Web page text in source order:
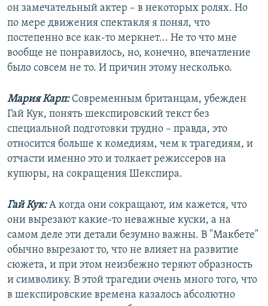
он замечательный актер – в некоторых ролях. Но
по мере движения спектакля я понял, что
постепенно все как-то меркнет... Не то что мне
вообще не понравилось, но, конечно, впечатление
было совсем не то. И причин этому несколько.
Мария Карп:Современным британцам, убежден
Гай Кук, понять шекспировский текст без
специальной подготовки трудно – правда, это
относится больше к комедиям, чем к трагедиям, и
отчасти именно это и толкает режиссеров на
купюры, на сокращения Шекспира.
Гай Кук:А когда они сокращают, им кажется, что
они вырезают какие-то неважные куски, а на
самом деле эти детали безумно важны. В "Макбете"
обычно вырезают то, что не влияет на развитие
сюжета, и при этом неизбежно теряют образность
и символику. В этой трагедии очень много того, что
в шекспировские времена казалось абсолютно